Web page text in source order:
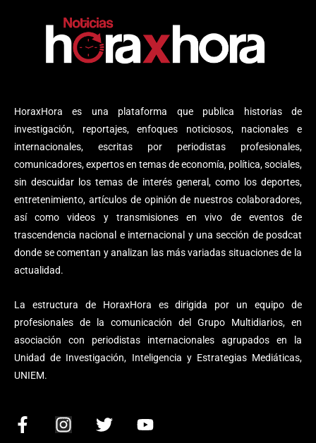
HoraxHora es una plataforma que publica historias de
investigación, reportajes, enfoques noticiosos, nacionales e
internacionales, escritas por periodistas profesionales,
comunicadores, expertos en temas de economía, política, sociales,
sin descuidar los temas de interés general, como los deportes,
entretenimiento, artículos de opinión de nuestros colaboradores,
así como videos y transmisiones en vivo de eventos de
trascendencia nacional e internacional y una sección de posdcat
donde se comentan y analizan las más variadas situaciones de la
actualidad.
La estructura de HoraxHora es dirigida por un equipo de
profesionales de la comunicación del Grupo Multidiarios, en
asociación con periodistas internacionales agrupados en la
Unidad de Investigación, Inteligencia y Estrategias Mediáticas,
UNIEM.
F
I
T
Y